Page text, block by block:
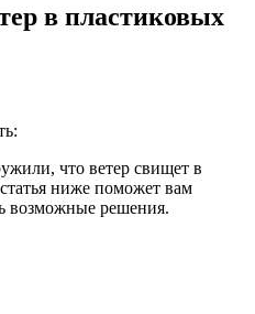
в пластиковых
что ветер свищет в
ниже поможет вам
возможные решения.